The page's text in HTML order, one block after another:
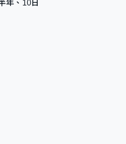
年、10日